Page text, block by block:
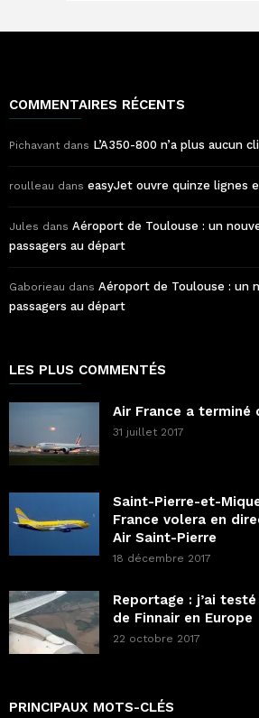
COMMENTAIRES RÉCENTS
Pichavant dans L’A350-800 n’a plus aucun
roulleau dans easyJet ouvre quinze lignes
Jules dans Aéroport de Toulouse : un
passagers au départ
Gaborieau dans Aéroport de Toulouse : un
passagers au départ
LES PLUS COMMENTÉS
Air France a terminé
31 juillet 2017
Saint-Pierre-et-
France volera en
Air Saint-Pierre
18 décembre 2017
Reportage : j’ai
de Finnair en Europe
22 octobre 2017
PRINCIPAUX MOTS-CLÉS